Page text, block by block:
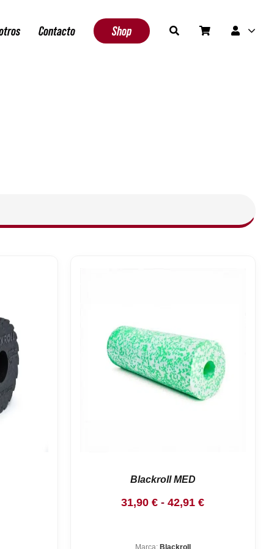
Contacto Shop
Blackroll MED
31,90€ - 42,91€Rango
Marca: Blackroll